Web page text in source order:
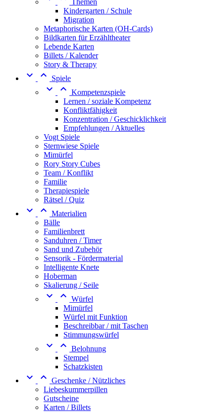
Themen
Kindergarten / Schule
Migration
Metaphorische Karten (OH-Cards)
Bildkarten für Erzähltheater
Lebende Karten
Billets / Kalender
Story & Therapy
  Spiele
  Kompetenzspiele
Lernen / soziale Kompetenz
Konfliktfähigkeit
Konzentration / Geschicklichkeit
Empfehlungen / Aktuelles
Vogt Spiele
Sternwiese Spiele
Mimürfel
Rory Story Cubes
Team / Konflikt
Familie
Therapiespiele
Rätsel / Quiz
  Materialien
Bälle
Familienbrett
Sanduhren / Timer
Sand und Zubehör
Sensorik - Fördermaterial
Intelligente Knete
Hoberman
Skalierung / Seile
  Würfel
Mimürfel
Würfel mit Funktion
Beschreibbar / mit Taschen
Stimmungswürfel
  Belohnung
Stempel
Schatzkisten
  Geschenke / Nützliches
Liebeskummerpillen
Gutscheine
Karten / Billets